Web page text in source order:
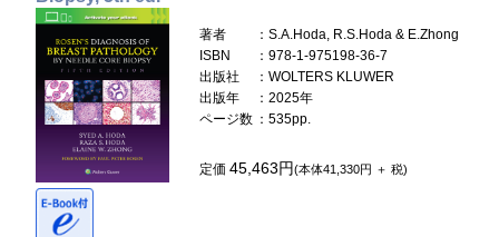
著者
：S.A.Hoda, R.S.Hoda & E.Zhong
ISBN
：978-1-975198-36-7
出版社
：WOLTERS KLUWER
出版年
：2025年
ページ数 ：535pp.
定価45,463円(本体41,330円 ＋ 税)